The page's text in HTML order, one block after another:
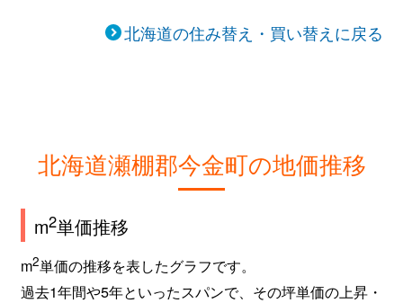
北海道の住み替え・買い替えに戻る
北海道瀬棚郡今金町の地価推移
m2単価推移
m2単価の推移を表したグラフです。
過去1年間や5年といったスパンで、その坪単価の上昇・